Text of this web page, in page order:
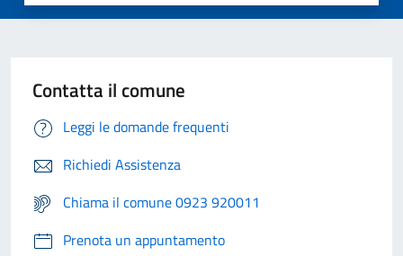
Contatta il comune
Leggi le domande frequenti
Richiedi Assistenza
Chiama il comune 0923 920011
Prenota un appuntamento